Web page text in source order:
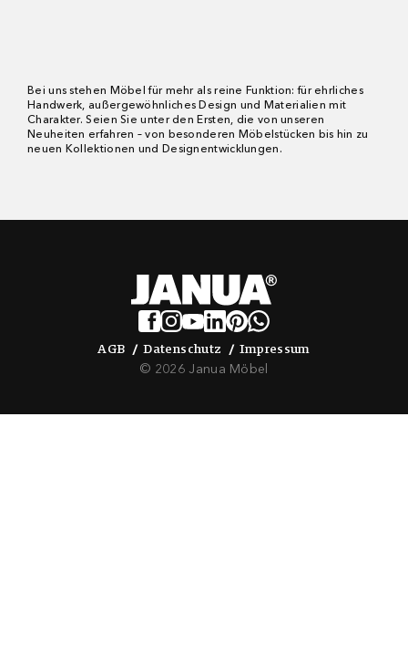
Bei uns stehen Möbel für mehr als reine Funktion: für ehrliches
Handwerk, außergewöhnliches Design und Materialien mit
Charakter. Seien Sie unter den Ersten, die von unseren
Neuheiten erfahren – von besonderen Möbelstücken bis hin zu
neuen Kollektionen und Designentwicklungen.
AGB
Datenschutz
Datenschutz
Impressum
Impressum
© 2026 Janua Möbel